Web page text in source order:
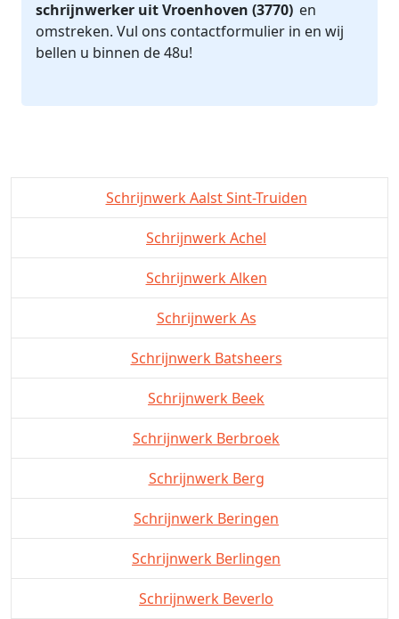
schrijnwerker uit Vroenhoven (3770) en
omstreken. Vul ons contactformulier in en wij
bellen u binnen de 48u!
Schrijnwerk Aalst Sint-Truiden
Schrijnwerk Achel
Schrijnwerk Alken
Schrijnwerk As
Schrijnwerk Batsheers
Schrijnwerk Beek
Schrijnwerk Berbroek
Schrijnwerk Berg
Schrijnwerk Beringen
Schrijnwerk Berlingen
Schrijnwerk Beverlo